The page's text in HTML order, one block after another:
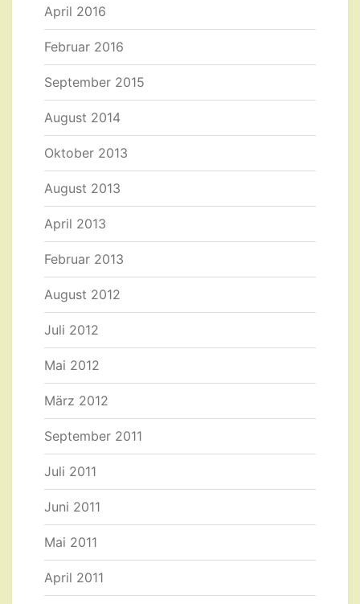
April 2016
Februar 2016
September 2015
August 2014
Oktober 2013
August 2013
April 2013
Februar 2013
August 2012
Juli 2012
Mai 2012
März 2012
September 2011
Juli 2011
Juni 2011
Mai 2011
April 2011